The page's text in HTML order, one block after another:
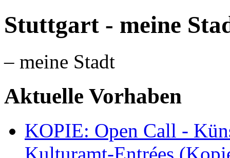
Stuttgart - meine
– meine Stadt
Aktuelle Vorhaben
KOPIE: Open Call -
Kulturamt-Entrées